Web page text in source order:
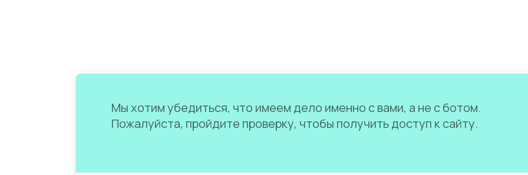
Мы хотим убедиться, что имеем дело именно с вами, а не с ботом.
Пожалуйста, пройдите проверку, чтобы получить доступ к сайту.